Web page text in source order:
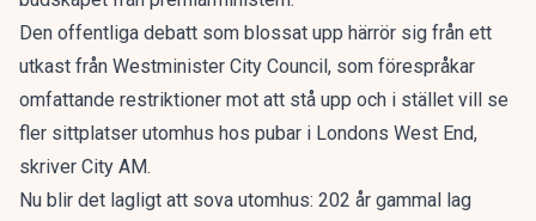
Den offentliga debatt som blossat upp härrör sig från ett
utkast från Westminister City Council, som förespråkar
omfattande restriktioner mot att stå upp och i stället vill se
fler sittplatser utomhus hos pubar i Londons West End,
skriver City AM.
Nu blir det lagligt att sova utomhus: 202 år gammal lag